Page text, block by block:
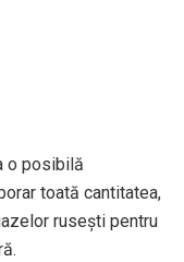
o posibilă
toată cantitatea,
rusești pentru